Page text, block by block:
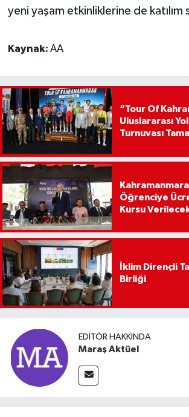
yeni yaşam etkinliklerine de katılım
Kaynak: AA
“Tour Of
Uluslararası
Turnuvası
Öğrenciye
Kursu
İklim Dirençli
Birliği
EDITÖR HAKKINDA
Maraş Aktüel